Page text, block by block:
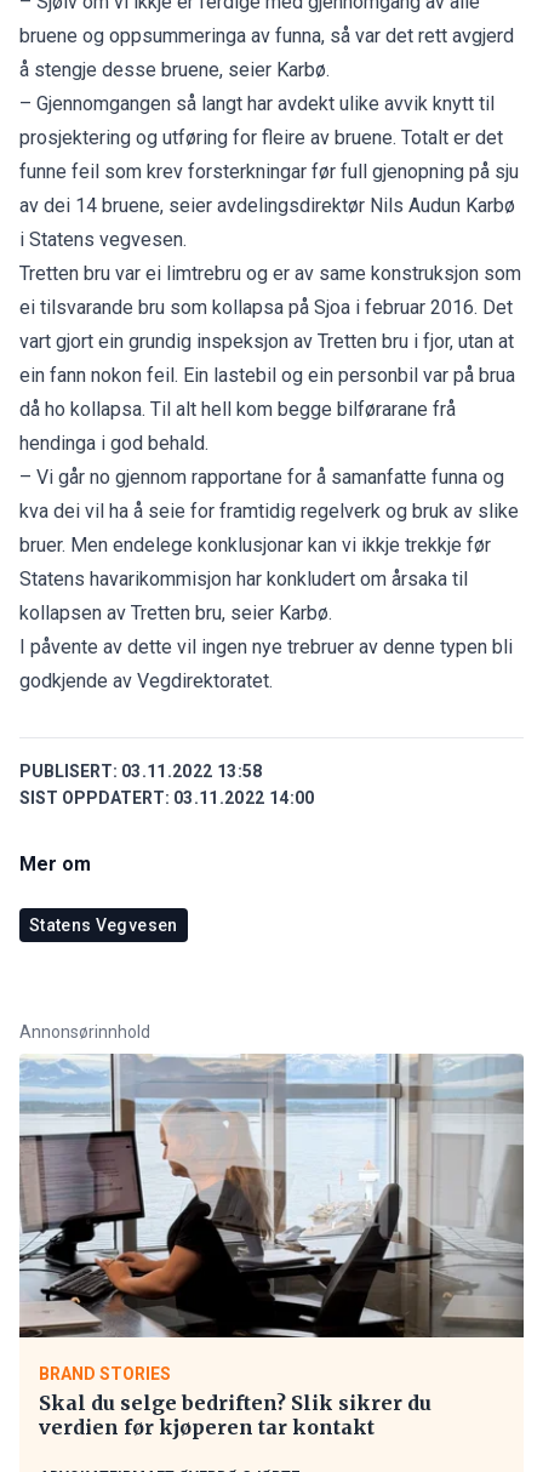
bruene og oppsummeringa av funna, så var det rett avgjerd
å stengje desse bruene, seier Karbø.
– Gjennomgangen så langt har avdekt ulike avvik knytt til
prosjektering og utføring for fleire av bruene. Totalt er det
funne feil som krev forsterkningar før full gjenopning på sju
av dei 14 bruene, seier avdelingsdirektør Nils Audun Karbø
i Statens vegvesen.
Tretten bru var ei limtrebru og er av same konstruksjon som
ei tilsvarande bru som kollapsa på Sjoa i februar 2016. Det
vart gjort ein grundig inspeksjon av Tretten bru i fjor, utan at
ein fann nokon feil. Ein lastebil og ein personbil var på brua
då ho kollapsa. Til alt hell kom begge bilførarane frå
hendinga i god behald.
– Vi går no gjennom rapportane for å samanfatte funna og
kva dei vil ha å seie for framtidig regelverk og bruk av slike
bruer. Men endelege konklusjonar kan vi ikkje trekkje før
Statens havarikommisjon har konkludert om årsaka til
kollapsen av Tretten bru, seier Karbø.
I påvente av dette vil ingen nye trebruer av denne typen bli
godkjende av Vegdirektoratet.
PUBLISERT: 03.11.2022 13:58
SIST OPPDATERT: 03.11.2022 14:00
Mer om
Statens Vegvesen
Annonsørinnhold
BRAND STORIES
Skal du selge bedriften? Slik sikrer du
verdien før kjøperen tar kontakt